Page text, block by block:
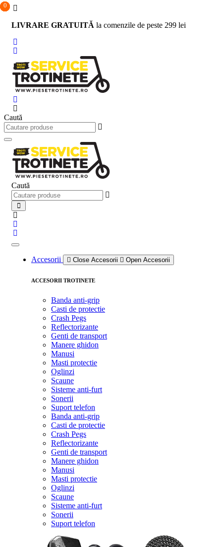
Sari
conținut
LIVRARE GRATUITĂ la comenzile de peste 299 lei
0
Caută
Caută
0
0
Accesorii Close Accesorii Open Accesorii
ACCESORII TROTINETE
Banda anti-grip
Casti de protectie
Crash Pegs
Reflectorizante
Genti de transport
Manere ghidon
Manusi
Masti protectie
Oglinzi
Scaune
Sisteme anti-furt
Sonerii
Suport telefon
Banda anti-grip
Casti de protectie
Crash Pegs
Reflectorizante
Genti de transport
Manere ghidon
Manusi
Masti protectie
Oglinzi
Scaune
Sisteme anti-furt
Sonerii
Suport telefon